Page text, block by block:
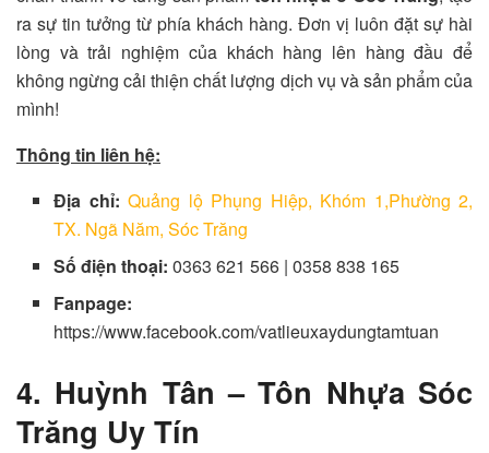
ra sự tin tưởng từ phía khách hàng. Đơn vị luôn đặt sự hài
lòng và trải nghiệm của khách hàng lên hàng đầu để
không ngừng cải thiện chất lượng dịch vụ và sản phẩm của
mình!
Thông tin liên hệ:
Địa chỉ:Quảng lộ Phụng Hiệp, Khóm 1,Phường 2,
TX. Ngã Năm, Sóc Trăng
Số điện thoại:0363 621 566 | 0358 838 165
Fanpage:
https://www.facebook.com/vatlieuxaydungtamtuan
4. Huỳnh Tân – Tôn Nhựa Sóc
Trăng Uy Tín